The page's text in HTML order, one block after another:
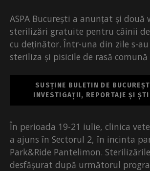
ASPA București a anunțat și două
sterilizări gratuite pentru câinii
cu deținător. Într-una din zile s-
steriliza și pisicile de rasă
SUSȚINE BULETIN DE
INVESTIGAȚII, REPORTAJE ȘI
În perioada 19-21 iulie, clinica
a ajuns în Sectorul 2, în incinta
Park&Ride Pantelimon.
desfășurat după următorul